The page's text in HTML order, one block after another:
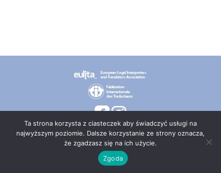
© 2026 PT TEPIS
Ta strona korzysta z ciasteczek aby świadczyć usługi na
najwyższym poziomie. Dalsze korzystanie ze strony oznacza,
że zgadzasz się na ich użycie.
Zgoda